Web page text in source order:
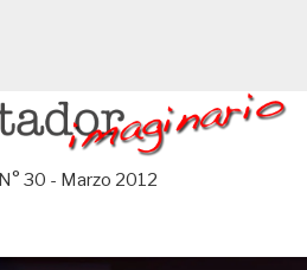
N° 30 - Marzo 2012